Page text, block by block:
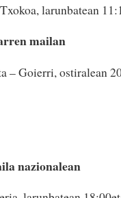
larunbatean
mailan
– Goierri, ostiralean
nazionalean